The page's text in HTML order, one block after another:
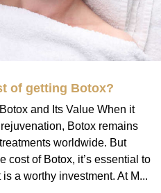
of getting Botox?
and Its Value When it
Botox remains
worldwide. But
cost of Botox, it’s essential to
a worthy investment. At M...